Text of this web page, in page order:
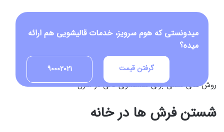
میدونستی که هوم سرویز، خدمات قالیشویی هم ارائه
میده؟
90002021 گرفتن قیمت
روش های سنتی برای شستشوی قالی در منزل
شستن فرش ها در خانه